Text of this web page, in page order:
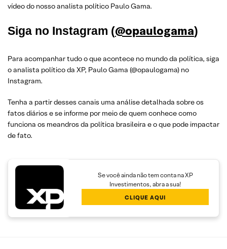
vídeo do nosso analista político Paulo Gama.
Siga no Instagram (@opaulogama)
Para acompanhar tudo o que acontece no mundo da política, siga
o analista político da XP, Paulo Gama (@opaulogama) no
Instagram.
Tenha a partir desses canais uma análise detalhada sobre os
fatos diários e se informe por meio de quem conhece como
funciona os meandros da política brasileira e o que pode impactar
de fato.
Se você ainda não tem conta na XP
Investimentos, abra a sua!
CLIQUE AQUI